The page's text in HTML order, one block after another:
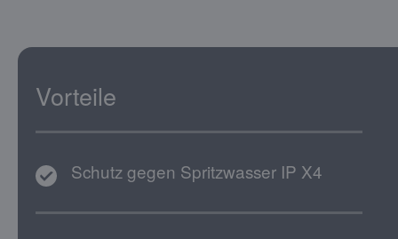
Vorteile
Schutz gegen Spritzwasser IP X4